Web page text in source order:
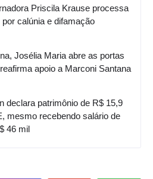
Priscila Krause processa
calúnia e difamação
Josélia Maria abre as portas
apoio a Marconi Santana
declara patrimônio de R$ 15,9
mesmo recebendo salário de
46 mil